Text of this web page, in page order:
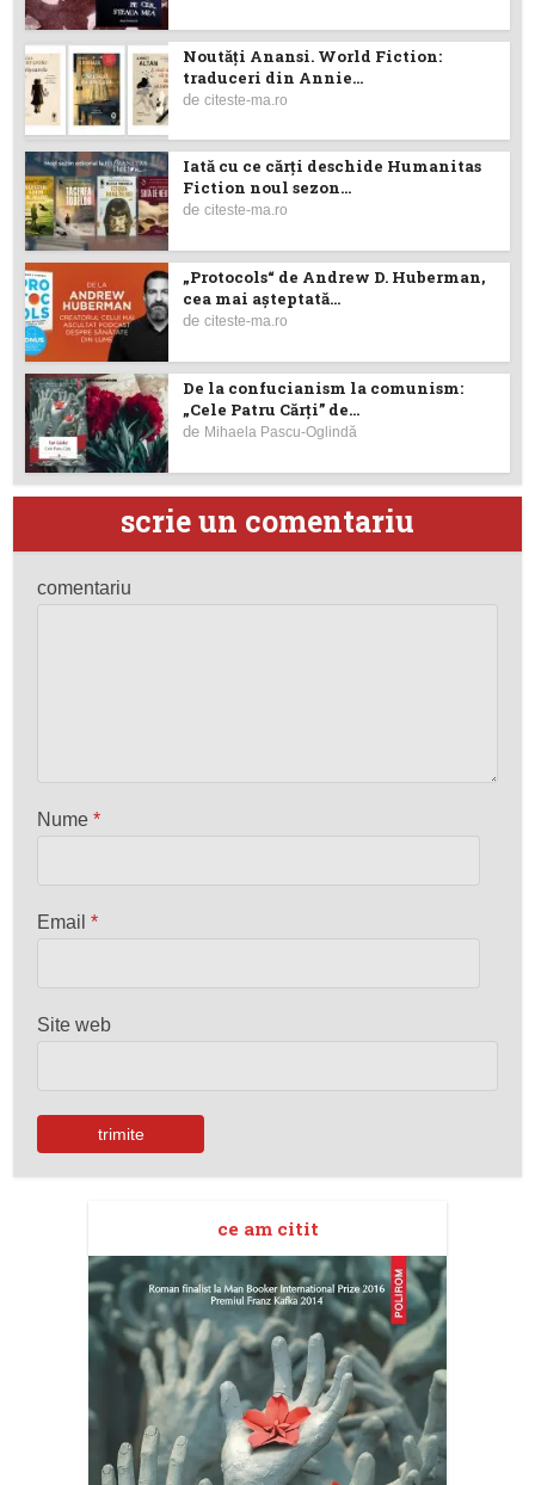
Noutăţi Anansi. World Fiction:
traduceri din Annie...
deciteste-ma.ro
Iată cu ce cărţi deschide Humanitas
Fiction noul sezon...
deciteste-ma.ro
„Protocols“ de Andrew D. Huberman,
cea mai așteptată...
deciteste-ma.ro
De la confucianism la comunism:
„Cele Patru Cărți” de...
de Mihaela Pascu-Oglindă
scrie un comentariu
comentariu
Nume*
Email*
Site web
ce am citit